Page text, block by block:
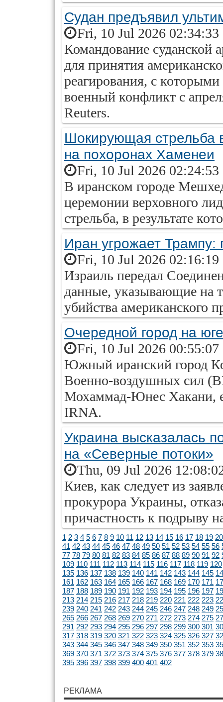
Судан предъявил
Fri, 10 Jul 2026 02:34:33
Командование суданской
для принятия
реагирования, с
военный конфликт с
Reuters.
Шокирующая стрельба
на похоронах Хаменеи
Fri, 10 Jul 2026 02:24:53
В иранском городе
церемонии верховного
стрельба, в результате
Иран угрожает Трампу:
Fri, 10 Jul 2026 02:16:19
Израиль передал
данные, указывающие на
убийства американского
Очередной город на
Fri, 10 Jul 2026 00:55:07
Южный иранский город
Военно-воздушных сил
Мохаммад-Юнес Хакани,
IRNA.
Украина высказалась
на «Северные потоки»
Thu, 09 Jul 2026
Киев, как следует из
прокурора Украины,
причастность к подрыву
1 2 3 4 5 6 7 8 9 10 11 12 13 14 15 16 17 18 19 20
41 42 43 44 45 46 47 48 49 50 51 52 53 54 55 56
77 78 79 80 81 82 83 84 85 86 87 88 89 90 91 92
109 110 111 112 113 114 115 116 117 118 119 120
135 136 137 138 139 140 141 142 143 144 145
161 162 163 164 165 166 167 168 169 170 171
187 188 189 190 191 192 193 194 195 196 197
213 214 215 216 217 218 219 220 221 222 223
239 240 241 242 243 244 245 246 247 248 249
265 266 267 268 269 270 271 272 273 274 275
291 292 293 294 295 296 297 298 299 300 301
317 318 319 320 321 322 323 324 325 326 327
343 344 345 346 347 348 349 350 351 352 353
369 370 371 372 373 374 375 376 377 378 379
395 396 397 398 399 400 401 402
РЕКЛАМА